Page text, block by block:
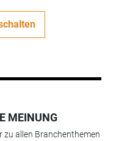
MEINUNG
zu allen Branchenthemen